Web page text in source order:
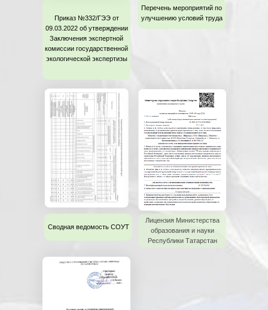
Перечень мероприятий по
улучшению условий труда
Сводная ведомость СОУТ
Лицензия Министерства
образования и науки
Республики Татарстан
Приказ №332/ГЭЭ от
09.03.2022 об утверждении
Заключения экспертной
комиссии государственной
экологической экспертизы